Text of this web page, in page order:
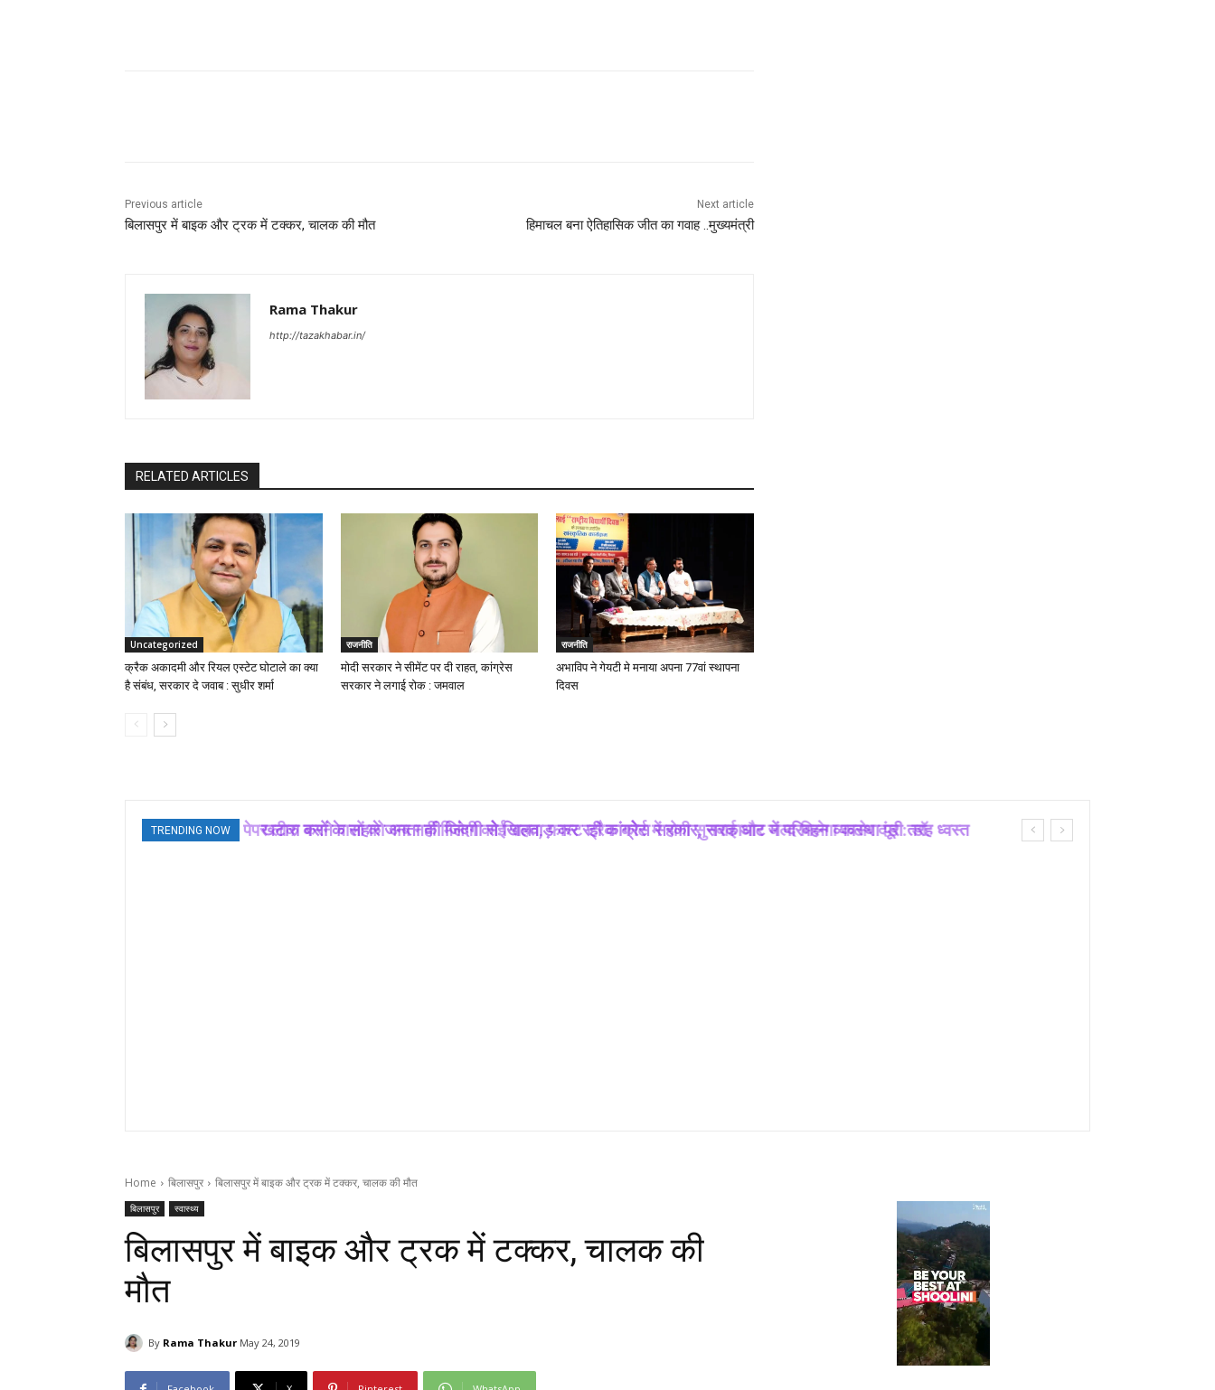
Previous article
बिलासपुर में बाइक और ट्रक में टक्कर, चालक की मौत
Next article
हिमाचल बना ऐतिहासिक जीत का गवाह ..मुख्यमंत्री
Rama Thakur
http://tazakhabar.in/
RELATED ARTICLES
Uncategorized
क्रैक अकादमी और रियल एस्टेट घोटाले का क्या
है संबंध, सरकार दे जवाब : सुधीर शर्मा
राजनीति
मोदी सरकार ने सीमेंट पर दी राहत, कांग्रेस
सरकार ने लगाई रोक : जमवाल
राजनीति
अभाविप ने गेयटी मे मनाया अपना 77वां स्थापना
दिवस